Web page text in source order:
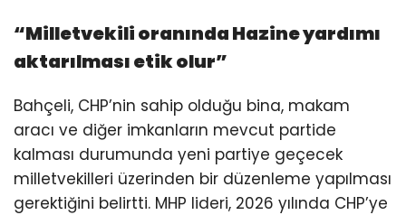
“Milletvekili oranında Hazine yardımı
aktarılması etik olur”
Bahçeli, CHP’nin sahip olduğu bina, makam
aracı ve diğer imkanların mevcut partide
kalması durumunda yeni partiye geçecek
milletvekilleri üzerinden bir düzenleme yapılması
gerektiğini belirtti. MHP lideri, 2026 yılında CHP’ye